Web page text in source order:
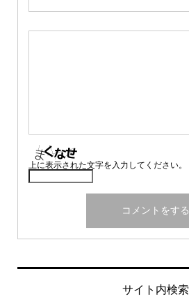
上に表示された文字を入力してください。
サイト内検索